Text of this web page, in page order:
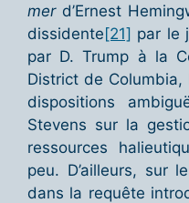
mer d’Ernest
dissidente[21] par le
par D. Trump à la
District de Columbia,
dispositions
Stevens sur la
ressources
peu. D’ailleurs, sur
dans la requête